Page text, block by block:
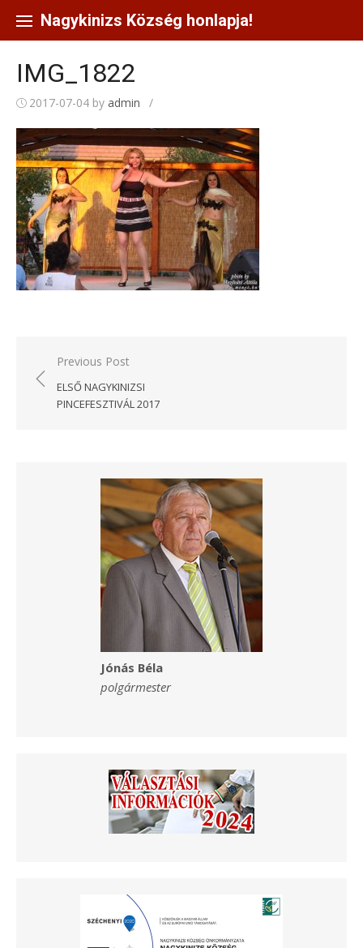
content
Nagykinizs Község honlapja!
IMG_1822
2017-07-04 by admin /
Bejegyzés
navigáció
Previous Post
ELSŐ NAGYKINIZSI
PINCEFESZTIVÁL 2017
Jónás Béla
polgármester